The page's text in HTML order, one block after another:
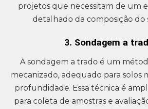
projetos que necessitam de um
detalhado da composição do
3. Sondagem a
A sondagem a trado é um
mecanizado, adequado para solos
profundidade. Essa técnica é
para coleta de amostras e